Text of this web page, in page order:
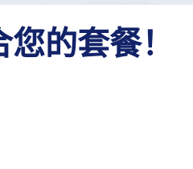
的套餐！